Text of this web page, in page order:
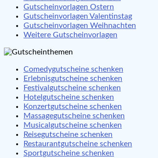
Gutscheinvorlagen Ostern
Gutscheinvorlagen Valentinstag
Gutscheinvorlagen Weihnachten
Weitere Gutscheinvorlagen
Comedygutscheine schenken
Erlebnisgutscheine schenken
Festivalgutscheine schenken
Hotelgutscheine schenken
Konzertgutscheine schenken
Massagegutscheine schenken
Musicalgutscheine schenken
Reisegutscheine schenken
Restaurantgutscheine schenken
Sportgutscheine schenken